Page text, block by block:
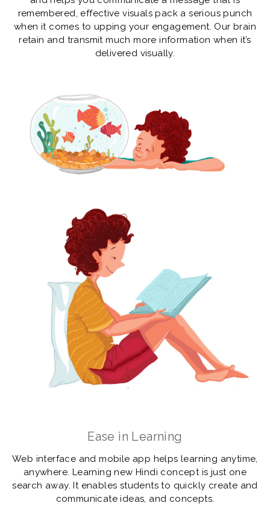
remembered, effective visuals pack a serious punch
when it comes to upping your engagement. Our brain
retain and transmit much more information when it’s
delivered visually.
Ease in Learning
Web interface and mobile app helps learning anytime,
anywhere. Learning new Hindi concept is just one
search away. It enables students to quickly create and
communicate ideas, and concepts.